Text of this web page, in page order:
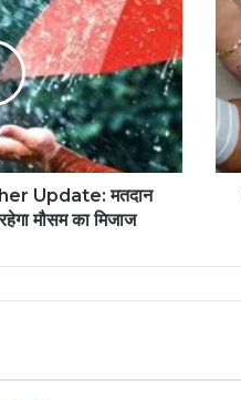
Update: मतदान
मौसम का मिजाज